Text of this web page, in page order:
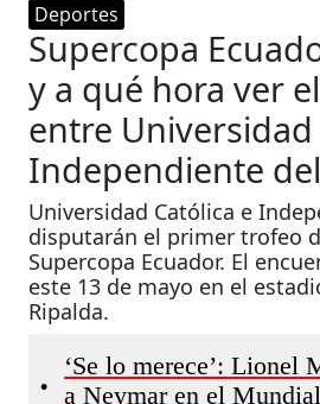
Deportes
Supercopa
y a qué hora ver
entre Universidad
Independiente
Universidad Católica e
disputarán el primer trofeo
Supercopa Ecuador. El
este 13 de mayo en el
Ripalda.
•
‘Se lo merece’: Lionel
a Neymar en el